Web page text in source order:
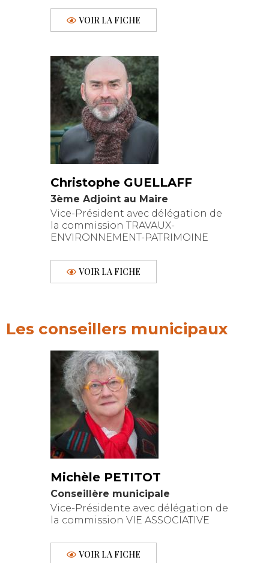
VOIR LA FICHE
Christophe GUELLAFF
3ème Adjoint au Maire
Vice-Président avec délégation de
la commission TRAVAUX-
ENVIRONNEMENT-PATRIMOINE
VOIR LA FICHE
Les conseillers municipaux
Michèle PETITOT
Conseillère municipale
Vice-Présidente avec délégation de
la commission VIE ASSOCIATIVE
VOIR LA FICHE